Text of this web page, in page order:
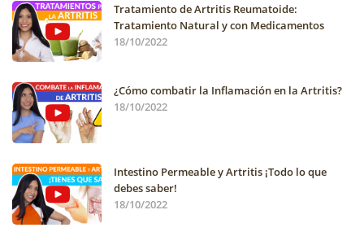
Tratamiento de Artritis Reumatoide:
Tratamiento Natural y con Medicamentos
18/10/2022
¿Cómo combatir la Inflamación en la Artritis?
18/10/2022
Intestino Permeable y Artritis ¡Todo lo que
debes saber!
18/10/2022